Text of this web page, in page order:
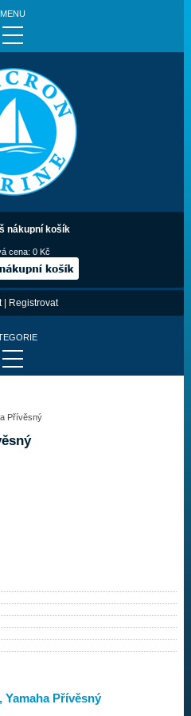
MENU
nákupní košík
cena:0 Kč
| Registrovat
Přívěsný
Yamaha Přívěsný